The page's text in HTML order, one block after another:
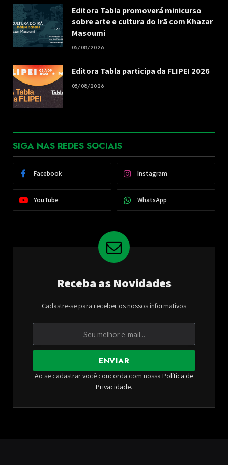
Editora Tabla promoverá minicurso
sobre arte e cultura do Irã com Khazar
Masoumi
05/08/2026
Editora Tabla participa da FLIPEI 2026
05/08/2026
SIGA NAS REDES SOCIAIS
Facebook Instagram
YouTube WhatsApp
Receba as Novidades
Cadastre-se para receber os nossos informativos
ENVIAR
Ao se cadastrar você concorda com nossa Política de
Privacidade.